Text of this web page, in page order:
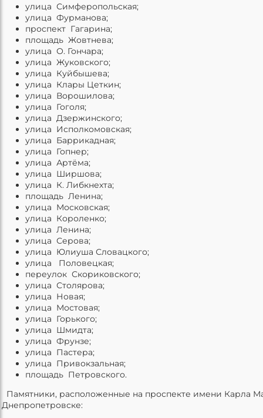
улица Симферопольская;
улица Фурманова;
проспект Гагарина;
площадь Жовтнева;
улица О. Гончара;
улица Жуковского;
улица Куйбышева;
улица Клары Цеткин;
улица Ворошилова;
улица Гоголя;
улица Дзержинского;
улица Исполкомовская;
улица Баррикадная;
улица Гопнер;
улица Артёма;
улица Ширшова;
улица К. Либкнехта;
площадь Ленина;
улица Московская;
улица Короленко;
улица Ленина;
улица Серова;
улица Юлиуша Словацкого;
улица Половецкая;
переулок Скориковского;
улица Столярова;
улица Новая;
улица Мостовая;
улица Горького;
улица Шмидта;
улица Фрунзе;
улица Пастера;
улица Привокзальная;
площадь Петровского.
Памятники, расположенные на проспекте имени Карла
Днепропетровске: